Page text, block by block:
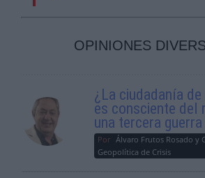
OPINIONES
¿La ciudadanía
es consciente del
una tercera
Por Álvaro Frutos Rosado y
Geopolítica de Crisis